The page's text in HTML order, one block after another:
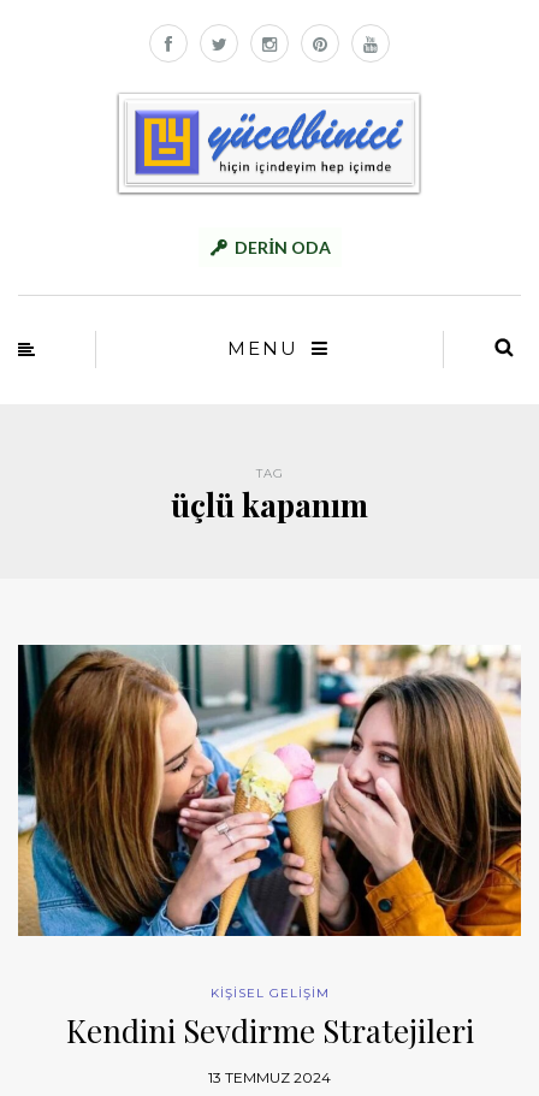
DERİN ODA
MENU
TAG
üçlü kapanım
KİŞİSEL GELİŞİM
Kendini Sevdirme Stratejileri
13 TEMMUZ 2024